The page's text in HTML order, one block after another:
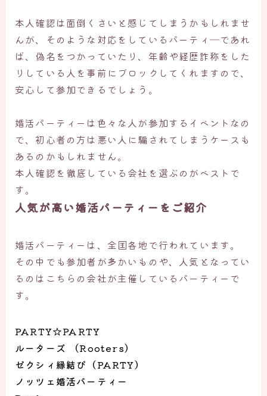
本人確認は面倒くさいと感じてしまうかもしれませ
んが、そのような対応をしているパーティ―であれ
ば、偽名をつかっていたり、年齢や経歴詐称をした
りしている人を事前にブロックしてくれますので、
安心して参加できるでしょう。
婚活パーティーは色々な人が参加するイベントなの
で、初心者の方は悪い人に騙されてしまうケースも
あるのかもしれません。
本人確認を徹底している会社を選ぶのがベストで
す。
人気が高い婚活パーティーをご紹介
婚活パーティーは、全国各地で行われています。
その中でも参加者が多かいものや、人気となってい
るのはこちらの会社が主催しているパーティーで
す。
PARTY☆PARTY
ルーターズ （Rooters）
ゼクシィ縁結び（PARTY）
ノッツェ婚活パーティー